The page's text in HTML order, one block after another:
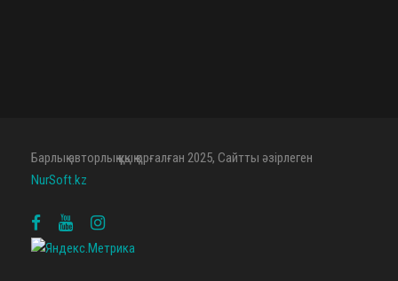
Барлық авторлық құқық қорғалған 2025, Сайтты әзірлеген
NurSoft.kz